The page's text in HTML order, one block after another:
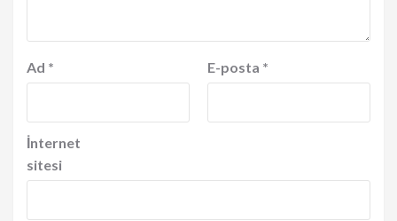
Ad * E-posta *
İnternet
sitesi